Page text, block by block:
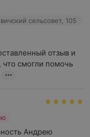
сельсовет, 105
отзыв и
смогли помочь
Андрею